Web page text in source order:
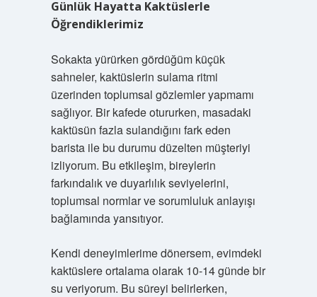
Günlük Hayatta Kaktüslerle
Öğrendiklerimiz
Sokakta yürürken gördüğüm küçük
sahneler, kaktüslerin sulama ritmi
üzerinden toplumsal gözlemler yapmamı
sağlıyor. Bir kafede otururken, masadaki
kaktüsün fazla sulandığını fark eden
barista ile bu durumu düzelten müşteriyi
izliyorum. Bu etkileşim, bireylerin
farkındalık ve duyarlılık seviyelerini,
toplumsal normlar ve sorumluluk anlayışı
bağlamında yansıtıyor.
Kendi deneyimlerime dönersem, evimdeki
kaktüslere ortalama olarak 10-14 günde bir
su veriyorum. Bu süreyi belirlerken,